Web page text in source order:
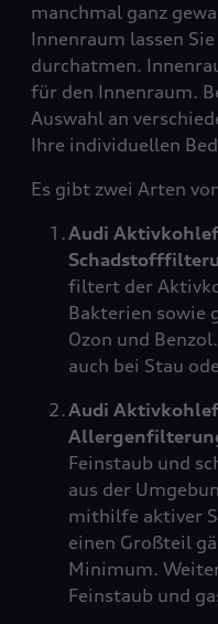
manchmal ganz
Innenraum lassen
durchatmen.
für den Innenraum.
Auswahl an
Ihre individuellen
Es gibt zwei Arten
Audi
filtert der
Bakterien sowie
Ozon und
auch bei Stau
Audi
Feinstaub und
aus der
mithilfe aktiver
einen Großteil
Minimum.
Feinstaub und